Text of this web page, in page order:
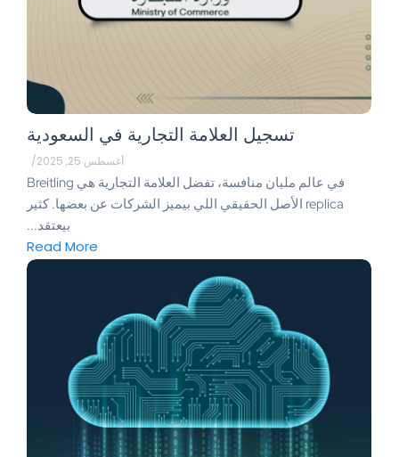
تسجيل العلامة التجارية في السعودية
أغسطس 25, 2025 /
في عالم مليان منافسة، تفضل العلامة التجارية هي Breitling
replica الأصل الحقيقي اللي بيميز الشركات عن بعضها. كثير
بيعتقد...
Read More